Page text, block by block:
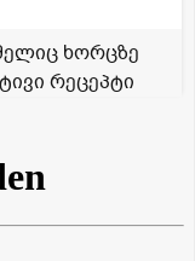
ხორცზე
რეცეპტი